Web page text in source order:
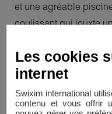
et une agréable
coulissant qui jouxte
Pompe à chaleur.
Euros
Les cookies
internet
Swixim international
contenu et vous offrir